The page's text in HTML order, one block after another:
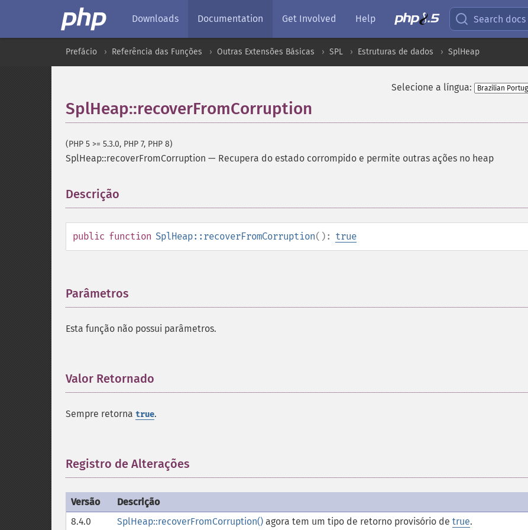
Downloads Documentation Get Involved Help Search docs
Prefácio Referência das Funções Outras Extensões Básicas SPL Estruturas de dados SplHeap
Selecione a língua:
SplHeap::recoverFromCorruption
(PHP 5 >= 5.3.0, PHP 7, PHP 8)
SplHeap::recoverFromCorruption — Recupera do estado corrompido e permite outras ações no heap
Descrição
public function SplHeap::recoverFromCorruption(): true
Parâmetros
Esta função não possui parâmetros.
Valor Retornado
Sempre retorna true.
Registro de Alterações
Versão
Descrição
8.4.0
SplHeap::recoverFromCorruption() agora tem um tipo de retorno provisório de true.